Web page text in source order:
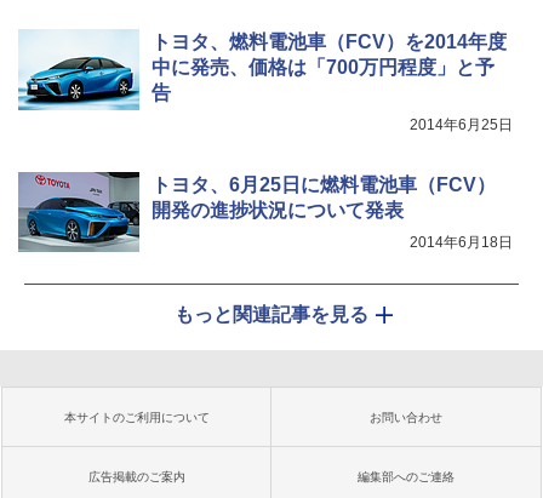
トヨタ、燃料電池車（FCV）を2014年度
中に発売、価格は「700万円程度」と予
告
2014年6月25日
トヨタ、6月25日に燃料電池車（FCV）
開発の進捗状況について発表
2014年6月18日
もっと関連記事を見る
本サイトのご利用について お問い合わせ
広告掲載のご案内 編集部へのご連絡